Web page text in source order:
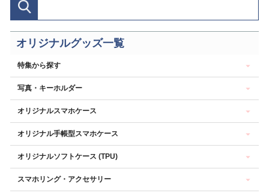
オリジナルグッズ一覧
特集から探す
写真・キーホルダー
オリジナルスマホケース
オリジナル手帳型スマホケース
オリジナルソフトケース (TPU)
スマホリング・アクセサリー